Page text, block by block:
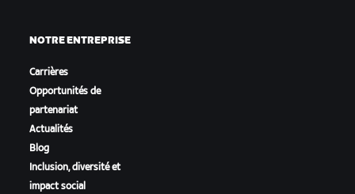
NOTRE ENTREPRISE
Carrières
Opportunités de
partenariat
Actualités
Blog
Inclusion, diversité et
impact social